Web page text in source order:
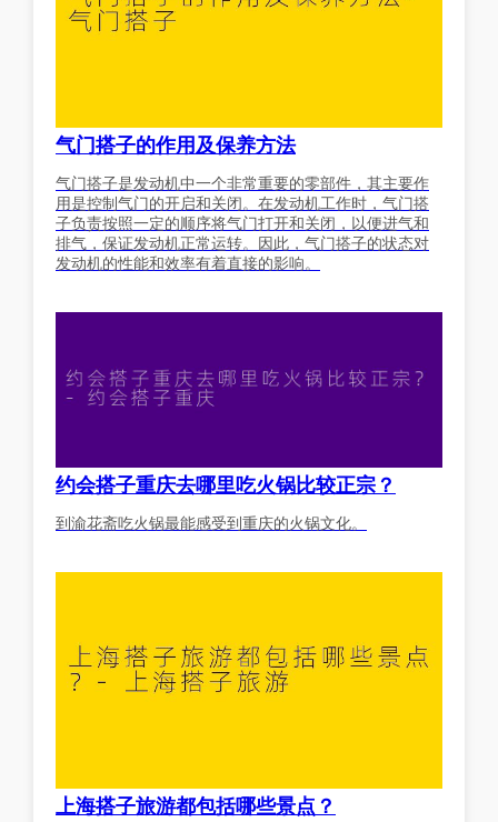
气门搭子的作用及保养方法
气门搭子是发动机中一个非常重要的零部件，其主要作
用是控制气门的开启和关闭。在发动机工作时，气门搭
子负责按照一定的顺序将气门打开和关闭，以便进气和
排气，保证发动机正常运转。因此，气门搭子的状态对
发动机的性能和效率有着直接的影响。
约会搭子重庆去哪里吃火锅比较正宗？
到渝花斋吃火锅最能感受到重庆的火锅文化。
上海搭子旅游都包括哪些景点？